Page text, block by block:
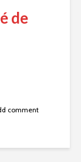
de
comment